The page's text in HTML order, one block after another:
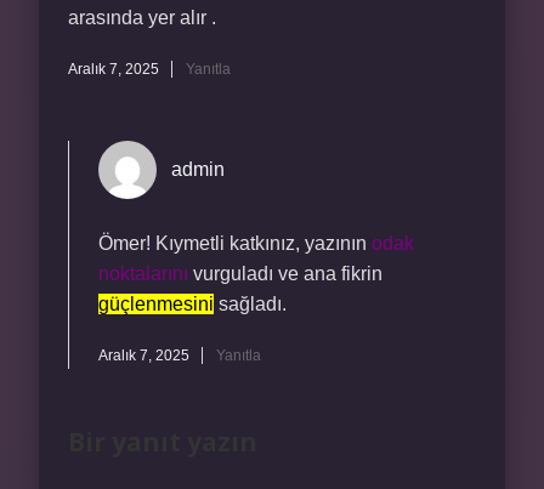
arasında yer alır .
Aralık 7, 2025 Yanıtla
admin
Ömer! Kıymetli katkınız, yazının odak
noktalarını vurguladı ve ana fikrin
güçlenmesini sağladı.
Aralık 7, 2025 Yanıtla